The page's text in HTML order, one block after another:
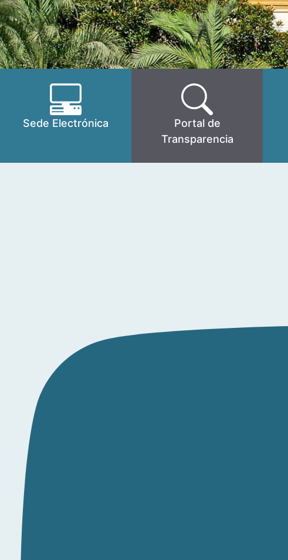
Sede Electrónica
Portal de
Transparencia